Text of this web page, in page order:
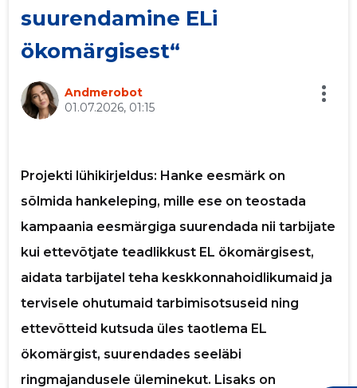
suurendamine ELi
ökomärgisest“
Andmerobot
01.07.2026, 01:15
Projekti lühikirjeldus: Hanke eesmärk on
sõlmida hankeleping, mille ese on teostada
kampaania eesmärgiga suurendada nii tarbijate
kui ettevõtjate teadlikkust EL ökomärgisest,
aidata tarbijatel teha keskkonnahoidlikumaid ja
tervisele ohutumaid tarbimisotsuseid ning
ettevõtteid kutsuda üles taotlema EL
ökomärgist, suurendades seeläbi
ringmajandusele üleminekut. Lisaks on
Sinu nimi